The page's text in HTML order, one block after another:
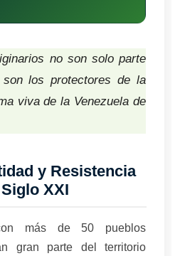
no son solo parte
los protectores de la
viva de la Venezuela de
y Resistencia
XXI
más de 50 pueblos
gran parte del territorio